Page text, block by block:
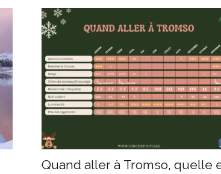
Quand aller à Tromso, quelle